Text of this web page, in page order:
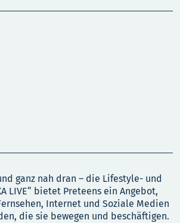
ganz nah dran – die Lifestyle- und
LIVE“ bietet Preteens ein Angebot,
Internet und Soziale Medien
die sie bewegen und beschäftigen.